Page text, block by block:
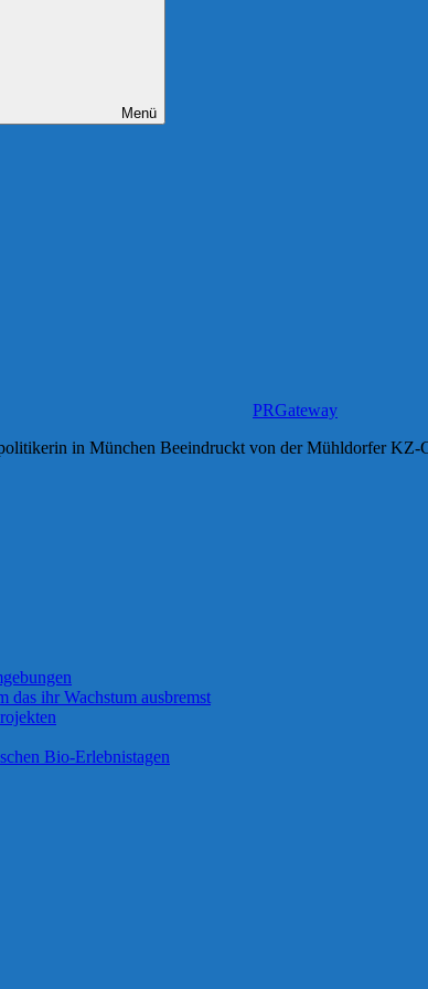
Menü
PRGateway
in München Beeindruckt von der Mühldorfer
das ihr Wachstum ausbremst
Bio-Erlebnistagen